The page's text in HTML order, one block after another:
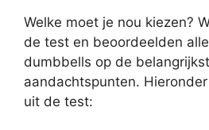
Welke moet je nou kiezen?
de test en beoordeelden
dumbbells op de
aandachtspunten.
uit de test: